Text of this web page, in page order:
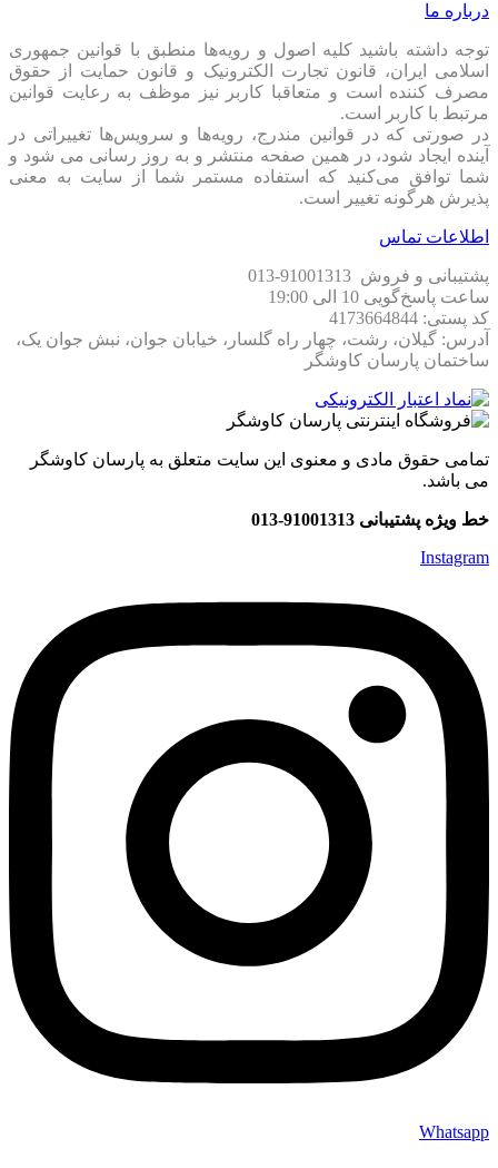
درباره ما
توجه داشته باشید کلیه اصول و رویه‏‌ها منطبق با قوانین جمهوری
اسلامی ایران، قانون تجارت الکترونیک و قانون حمایت از حقوق
مصرف کننده است و متعاقبا کاربر نیز موظف به رعایت قوانین
مرتبط با کاربر است.
در صورتی که در قوانین مندرج، رویه‏‌ها و سرویس‏‌ها تغییراتی در
آینده ایجاد شود، در همین صفحه منتشر و به روز رسانی می شود و
شما توافق می‏‌کنید که استفاده مستمر شما از سایت به معنی
پذیرش هرگونه تغییر است.
اطلاعات تماس
پشتیبانی و فروش 91001313-013
ساعت پاسخ‌گویی 10 الی 19:00
کد پستی: 4173664844
آدرس: گیلان، رشت، چهار راه گلسار، خیابان جوان، نبش جوان یک،
ساختمان پارسان کاوشگر
تمامی حقوق مادی و معنوی این سایت متعلق به پارسان کاوشگر
می باشد.
خط ویژه پشتیبانی 91001313-013
Instagram
Whatsapp